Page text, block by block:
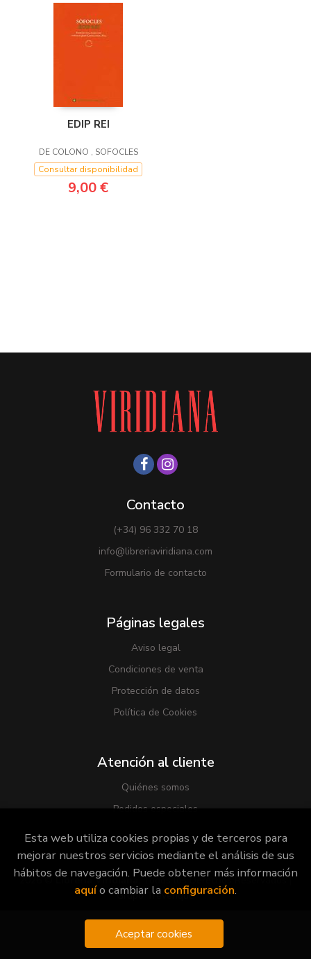
EDIP REI
DE COLONO , SOFOCLES
Consultar disponibilidad
9,00 €
Contacto
(+34) 96 332 70 18
info@libreriaviridiana.com
Formulario de contacto
Páginas legales
Aviso legal
Condiciones de venta
Protección de datos
Política de Cookies
Atención al cliente
Quiénes somos
Pedidos especiales
2026 © Librería Viridiana . Todos los Derechos Reservados |
Grupo Trevenque
Esta web utiliza cookies propias y de terceros para
mejorar nuestros servicios mediante el análisis de sus
hábitos de navegación. Puede obtener más información
aquío cambiar la configuración.
Aceptar cookies